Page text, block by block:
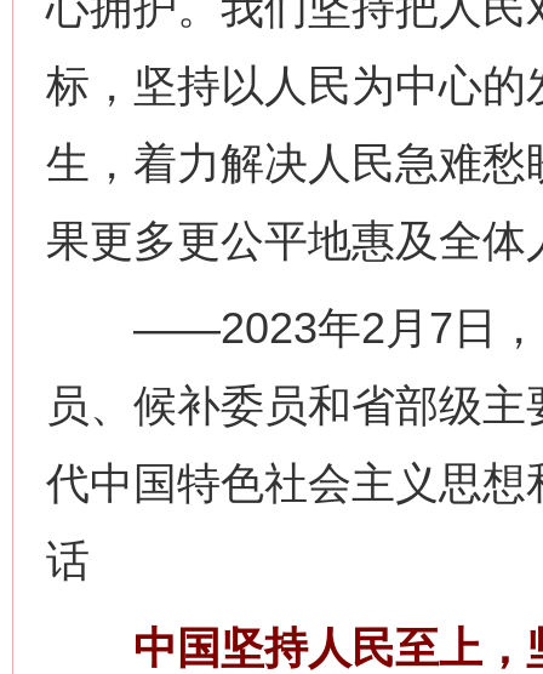
标，坚持以人民为中心
生，着力解决人民急难
果更多更公平地惠及全体
——2023年2月7日，
员、候补委员和省部级
代中国特色社会主义思
话
中国坚持人民至上，